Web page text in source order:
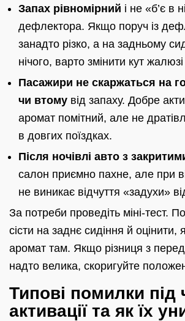
Запах рівномірний і не «б’є в
дефлектора. Якщо поруч із
занадто різко, а на задньому
нічого, варто змінити кут
Пасажири не скаржаться на
чи втому від запаху. Добре
аромат помітний, але не
в довгих поїздках.
Після ночівлі авто з
салон приємно пахне, але при
не виникає відчуття «задухи»
За потреби проведіть міні-тест.
сісти на заднє сидіння й оцінити,
аромат там. Якщо різниця з
надто велика, скоригуйте
Типові помилки під
активації та як їх